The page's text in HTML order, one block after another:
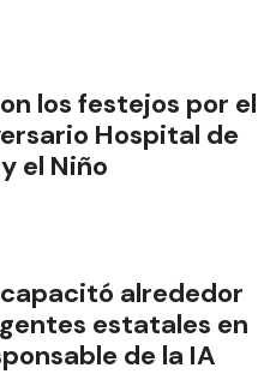
los festejos por el
Hospital de
el Niño
alrededor
estatales en
de la IA